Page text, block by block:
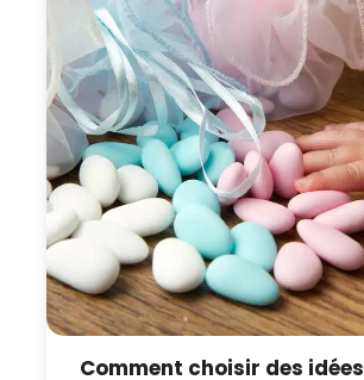
Comment choisir des idées